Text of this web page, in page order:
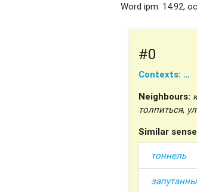
Word ipm: 14.92,
#0
Contexts: …
Neighbours:
толпиться,
Similar
тоннель